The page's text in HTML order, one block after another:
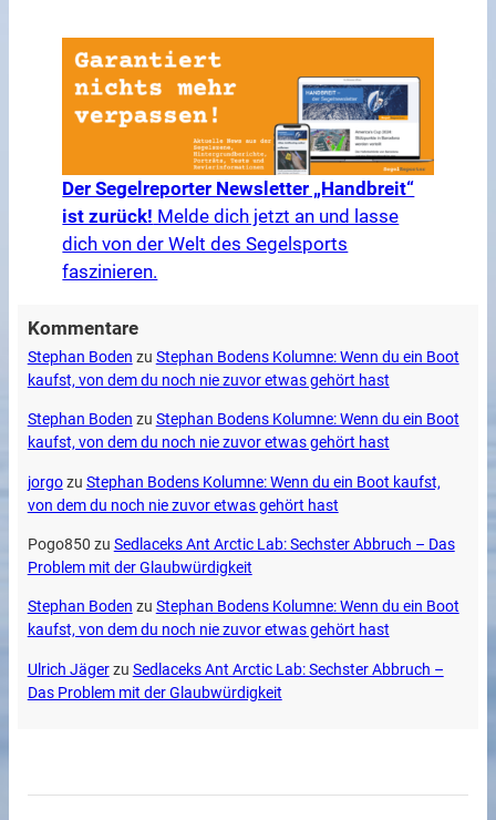
Der Segelreporter Newsletter „Handbreit“
ist zurück! Melde dich jetzt an und lasse
dich von der Welt des Segelsports
faszinieren.
Kommentare
Stephan Boden zu Stephan Bodens Kolumne: Wenn du ein Boot
kaufst, von dem du noch nie zuvor etwas gehört hast
Stephan Boden zu Stephan Bodens Kolumne: Wenn du ein Boot
kaufst, von dem du noch nie zuvor etwas gehört hast
jorgozu Stephan Bodens Kolumne: Wenn du ein Boot kaufst,
von dem du noch nie zuvor etwas gehört hast
Pogo850 zu Sedlaceks Ant Arctic Lab: Sechster Abbruch – Das
Problem mit der Glaubwürdigkeit
Stephan Boden zu Stephan Bodens Kolumne: Wenn du ein Boot
kaufst, von dem du noch nie zuvor etwas gehört hast
Ulrich Jägerzu Sedlaceks Ant Arctic Lab: Sechster Abbruch –
Das Problem mit der Glaubwürdigkeit